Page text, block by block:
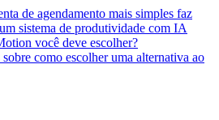
de agendamento mais simples faz
sistema de produtividade com IA
você deve escolher?
como escolher uma alternativa ao